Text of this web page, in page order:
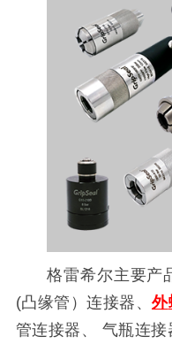
格雷希尔主要产
(凸缘管）连接器、外
管连接器、 气瓶连